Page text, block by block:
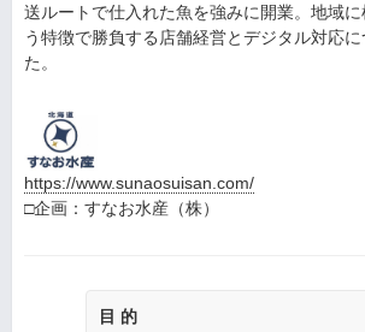
送ルートで仕入れた魚を強みに開業。地域
う特徴で勝負する店舗経営とデジタル対応
た。
https://www.sunaosuisan.com/
□企画：すなお水産（株）
目 的